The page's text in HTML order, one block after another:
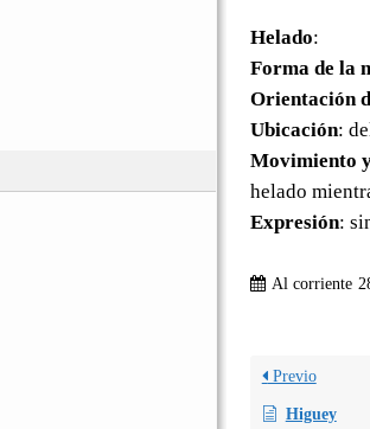
Helado:
Forma de la
Orientación
Ubicación:
Movimiento
helado
Expresión:
Al corriente
Previo
Higuey